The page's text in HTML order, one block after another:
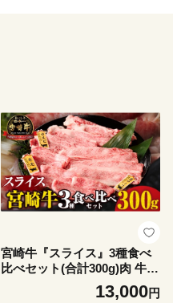
宮崎牛『スライス』3種食べ
比べセット(合計300g)肉 牛
牛肉 おかず 国産_T009-037
13,000円